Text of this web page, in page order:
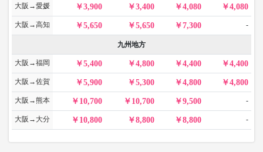
大阪→愛媛 3,900 3,400 4,080 4,080
大阪→高知 5,650 5,650 7,300 -
九州地方
大阪→福岡 5,400 4,800 4,400 4,400
大阪→佐賀 5,900 5,300 4,800 4,800
大阪→熊本 10,700 10,700 9,500 -
大阪→大分 10,800 8,800 8,800 -